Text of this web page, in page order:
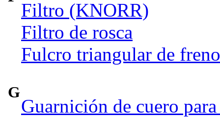
Filtro (KNORR)
Filtro de rosca
Fulcro triangular de freno
G
Guarnición de cuero